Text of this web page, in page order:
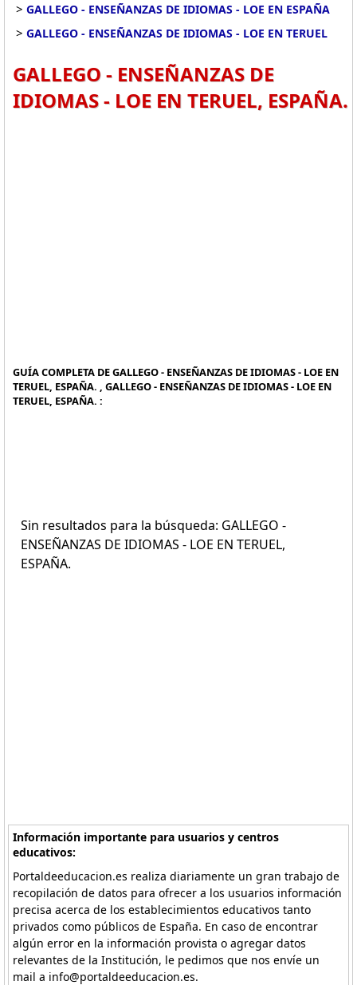
> GALLEGO - ENSEÑANZAS DE IDIOMAS - LOE EN ESPAÑA
> GALLEGO - ENSEÑANZAS DE IDIOMAS - LOE EN TERUEL
GALLEGO - ENSEÑANZAS DE
IDIOMAS - LOE EN TERUEL, ESPAÑA.
GUÍA COMPLETA DE GALLEGO - ENSEÑANZAS DE IDIOMAS - LOE EN
TERUEL, ESPAÑA. , GALLEGO - ENSEÑANZAS DE IDIOMAS - LOE EN
TERUEL, ESPAÑA. :
Sin resultados para la búsqueda: GALLEGO -
ENSEÑANZAS DE IDIOMAS - LOE EN TERUEL,
ESPAÑA.
Información importante para usuarios y centros
educativos:
Portaldeeducacion.es realiza diariamente un gran trabajo de
recopilación de datos para ofrecer a los usuarios información
precisa acerca de los establecimientos educativos tanto
privados como públicos de España. En caso de encontrar
algún error en la información provista o agregar datos
relevantes de la Institución, le pedimos que nos envíe un
mail a info@portaldeeducacion.es.